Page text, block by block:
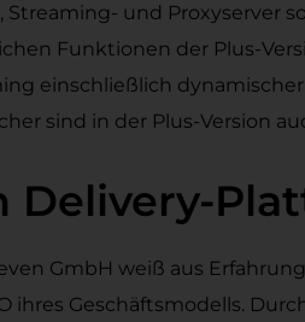
Streaming- und Proxyserver
Funktionen der Plus-
einschließlich
sind in der Plus-Version
Delivery-
GmbH weiß aus
Geschäftsmodells.